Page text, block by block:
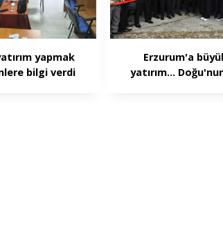
yapmak
bilgi verdi
Erzurum'a
yatırım...